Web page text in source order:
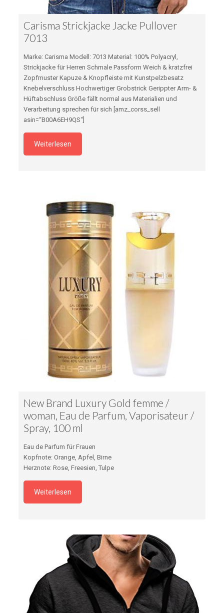
Carisma Strickjacke Jacke Pullover
7013
Marke: Carisma Modell: 7013 Material: 100% Polyacryl,
Strickjacke für Herren Schmale Passform Weich & kratzfrei
Zopfmuster Kapuze & Knopfleiste mit Kunstpelzbesatz
Knebelverschluss Hochwertiger Grobstrick Gerippter Arm- &
Hüftabschluss Größe fällt normal aus Materialien und
Verarbeitung sprechen für sich [amz_corss_sell
asin=“B00A6EH9QS“]
Weiterlesen
New Brand Luxury Gold femme /
woman, Eau de Parfum, Vaporisateur /
Spray, 100 ml
Eau de Parfum für Frauen
Kopfnote: Orange, Apfel, Birne
Herznote: Rose, Freesien, Tulpe
Weiterlesen